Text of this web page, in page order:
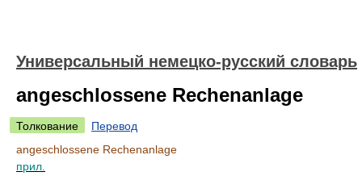
Универсальный немецко-русский словарь
angeschlossene Rechenanlage
Толкование
Перевод
angeschlossene Rechenanlage
прил.